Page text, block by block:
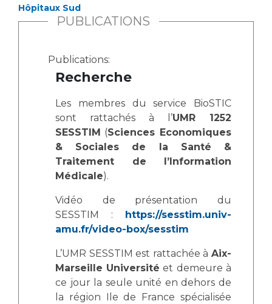
Lieu de santé sans tabac
Hôpitaux Sud
PUBLICATIONS
Publications:
Recherche
Les membres du service BioSTIC
sont rattachés à l’UMR 1252
SESSTIM (Sciences Economiques
& Sociales de la Santé &
Traitement de l’Information
Médicale).
Vidéo de présentation du
SESSTIM :
https://sesstim.univ-
amu.fr/video-box/sesstim
L’UMR SESSTIM est rattachée à Aix-
Marseille Université et demeure à
ce jour la seule unité en dehors de
la région Ile de France spécialisée